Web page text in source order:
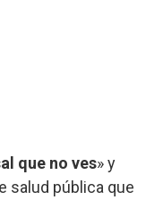
que no ves» y
salud pública que